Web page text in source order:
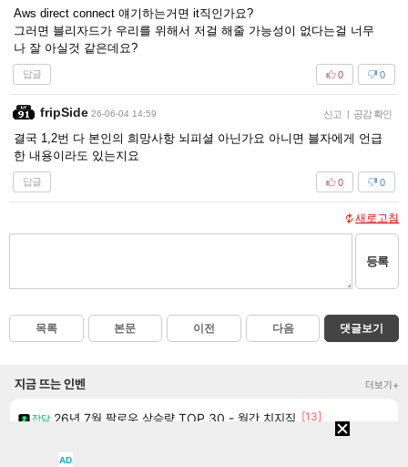
Aws direct connect 얘기하는거면 it직인가요?
그러면 블리자드가 우리를 위해서 저걸 해줄 가능성이 없다는걸 너무
나 잘 아실것 같은데요?
답글 0
0
fripSide 26-06-04 14:59 신고 | 공감 확인
결국 1,2번 다 본인의 희망사항 뇌피셜 아닌가요 아니면 블자에게 언급
한 내용이라도 있는지요
답글 0
0
새로고침
등록
목록 본문 이전 다음 댓글보기
지금 뜨는 인벤 더보기+
잡담 26년 7월 팔로우 상승량 TOP 30 - 월간 치지직 [13]
AD